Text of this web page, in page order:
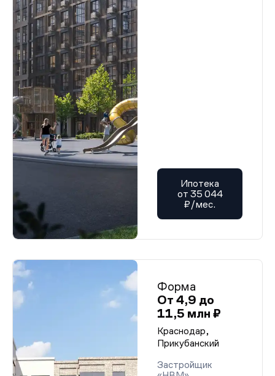
Ипотека
от 35 044
₽/мес.
Форма
От 4,9 до
11,5 млн ₽
Краснодар,
Прикубанский
Застройщик